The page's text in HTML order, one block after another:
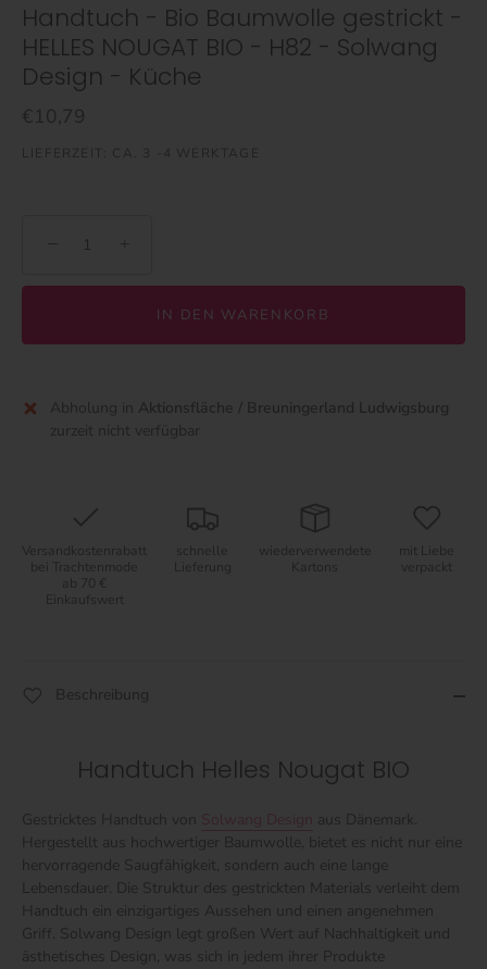
Handtuch - Bio Baumwolle gestrickt -
HELLES NOUGAT BIO - H82 - Solwang
Design - Küche
€10,79
LIEFERZEIT: CA. 3 -4 WERKTAGE
−
IN DEN WARENKORB
Abholung in Aktionsfläche / Breuningerland Ludwigsburg
zurzeit nicht verfügbar
Versandkostenrabatt
bei Trachtenmode
ab 70 €
Einkaufswert
schnelle
Lieferung
wiederverwendete
Kartons
mit Liebe
verpackt
Beschreibung
Handtuch Helles Nougat BIO
Gestricktes Handtuch von Solwang Design
aus Dänemark.
Hergestellt aus hochwertiger Baumwolle, bietet es nicht nur eine
hervorragende Saugfähigkeit, sondern auch eine lange
Lebensdauer. Die Struktur des gestrickten Materials verleiht dem
Handtuch ein einzigartiges Aussehen und einen angenehmen
Griff. Solwang Design legt großen Wert auf Nachhaltigkeit und
ästhetisches Design, was sich in jedem ihrer Produkte